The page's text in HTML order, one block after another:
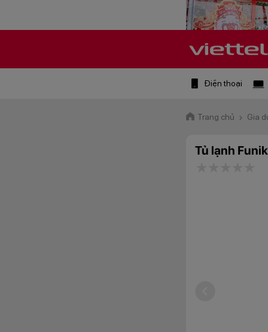
Điện thoại
Trang chủ Gia
Tủ lạnh